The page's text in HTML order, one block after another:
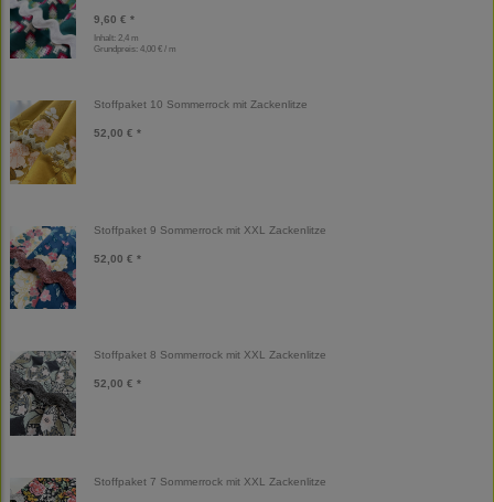
9,60 € *
Inhalt: 2,4 m
Grundpreis: 4,00 € / m
Stoffpaket 10 Sommerrock mit Zackenlitze
52,00 € *
Stoffpaket 9 Sommerrock mit XXL Zackenlitze
52,00 € *
Stoffpaket 8 Sommerrock mit XXL Zackenlitze
52,00 € *
Stoffpaket 7 Sommerrock mit XXL Zackenlitze